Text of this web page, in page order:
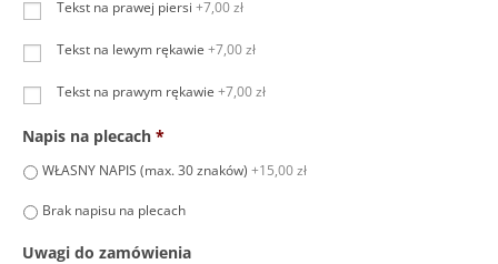
Tekst na prawej piersi +7,00 zł
Tekst na lewym rękawie +7,00 zł
Tekst na prawym rękawie +7,00 zł
Napis na plecach *
WŁASNY NAPIS (max. 30 znaków) +15,00 zł
Brak napisu na plecach
Uwagi do zamówienia